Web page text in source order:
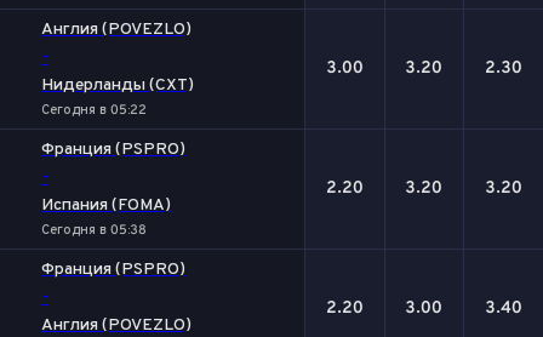
Англия (POVEZLO)
-
Нидерланды (CXT)
Сегодня в 05:22
3.00 3.20 2.30
Франция (PSPRO)
-
Испания (FOMA)
Сегодня в 05:38
2.20 3.20 3.20
Франция (PSPRO)
-
Англия (POVEZLO)
2.20 3.00 3.40